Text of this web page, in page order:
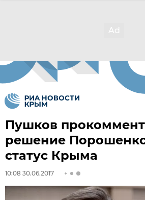
Пушков
решение
статус Крыма
10:08 30.06.2017